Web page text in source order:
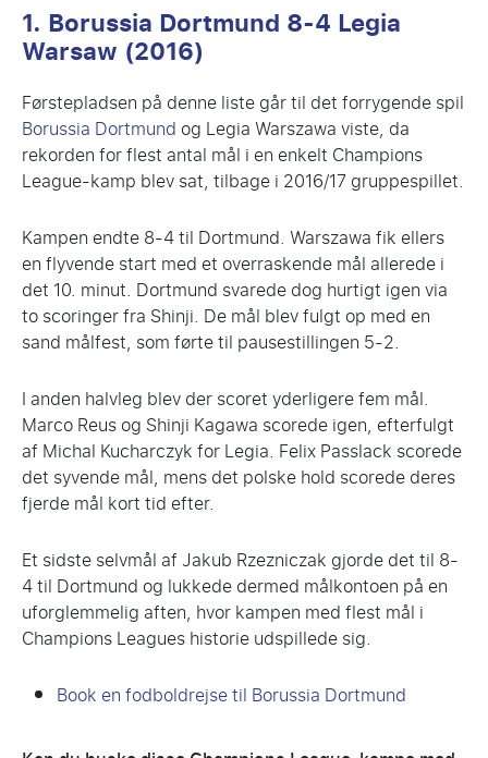
1. Borussia Dortmund 8-4 Legia
Warsaw (2016)
Førstepladsen på denne liste går til det forrygende spil
Borussia Dortmund og Legia Warszawa viste, da
rekorden for flest antal mål i en enkelt Champions
League-kamp blev sat, tilbage i 2016/17 gruppespillet.
Kampen endte 8-4 til Dortmund. Warszawa fik ellers
en flyvende start med et overraskende mål allerede i
det 10. minut. Dortmund svarede dog hurtigt igen via
to scoringer fra Shinji. De mål blev fulgt op med en
sand målfest, som førte til pausestillingen 5-2.
I anden halvleg blev der scoret yderligere fem mål.
Marco Reus og Shinji Kagawa scorede igen, efterfulgt
af Michal Kucharczyk for Legia. Felix Passlack scorede
det syvende mål, mens det polske hold scorede deres
fjerde mål kort tid efter.
Et sidste selvmål af Jakub Rzezniczak gjorde det til 8-
4 til Dortmund og lukkede dermed målkontoen på en
uforglemmelig aften, ​​hvor kampen med flest mål i
Champions Leagues historie udspillede sig.
Book en fodboldrejse til Borussia Dortmund